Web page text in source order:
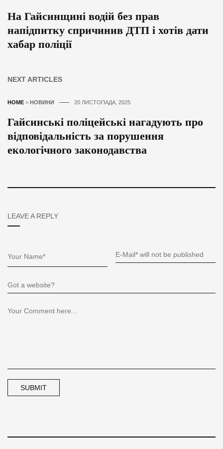
На Гайсинщині водій без прав
напідпитку спричинив ДТП і хотів дати
хабар поліції
NEXT ARTICLES
HOME > НОВИНИ 20 ЛИСТОПАДА, 2025
Гайсинські поліцейські нагадують про
відповідальність за порушення
екологічного законодавства
LEAVE A REPLY